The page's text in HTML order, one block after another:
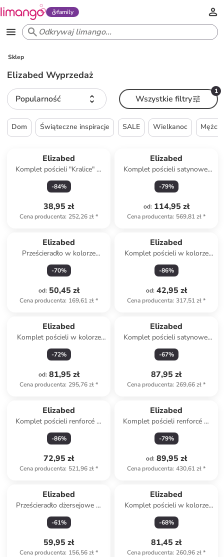
family
Sklep
Elizabed Wyprzedaż
Popularność
1
Wszystkie filtry
Dom Świąteczne inspiracje SALE Wielkanoc
Elizabed
Komplet pościeli "Kralice" w
kolorze beżowym
-84%
38,95 zł
Cena producenta: 252,26 zł*
Elizabed
Komplet pościeli satynowej
"Lilyum" w kolorze beżowym
-79%
od: 114,95 zł
Cena producenta: 569,81 zł*
Elizabed
Prześcieradło w kolorze
szarym na gumce
-70%
od: 50,45 zł
Cena producenta: 169,61 zł*
Elizabed
Komplet pościeli w kolorze
czerwono-białym
-86%
od: 42,95 zł
Cena producenta: 317,51 zł*
Elizabed
Komplet pościeli w kolorze
jasnobrązowym
-72%
od: 81,95 zł
Cena producenta: 295,76 zł*
Elizabed
Komplet pościeli satynowej
"Elegant" w kolorze szarym
-67%
87,95 zł
Cena producenta: 269,66 zł*
Elizabed
Komplet pościeli renforcé w
kolorze szarym
-86%
72,95 zł
Cena producenta: 521,96 zł*
Elizabed
Komplet pościeli renforcé w
kolorze niebiesko-biało-
żółtym
-79%
od: 89,95 zł
Cena producenta: 430,61 zł*
Elizabed
Prześcieradło dżersejowe w
kolorze białym na gumce
-61%
59,95 zł
Cena producenta: 156,56 zł*
Elizabed
Komplet pościeli w kolorze
biało-czerwonym
-68%
81,45 zł
Cena producenta: 260,96 zł*